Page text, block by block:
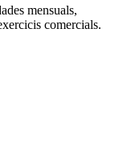
mensuals,
comercials.